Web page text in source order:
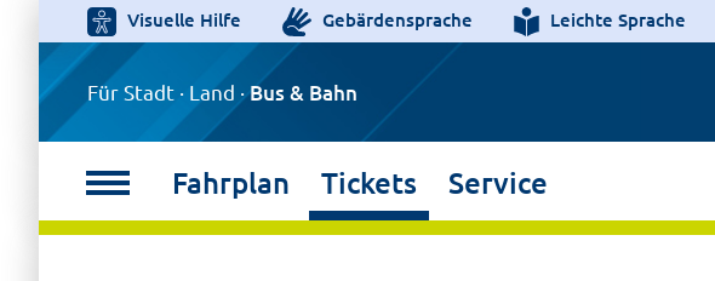
Visuelle Hilfe Gebärdensprache Leichte Sprache
Für Stadt · Land ·Bus & Bahn
Fahrplan Tickets Service